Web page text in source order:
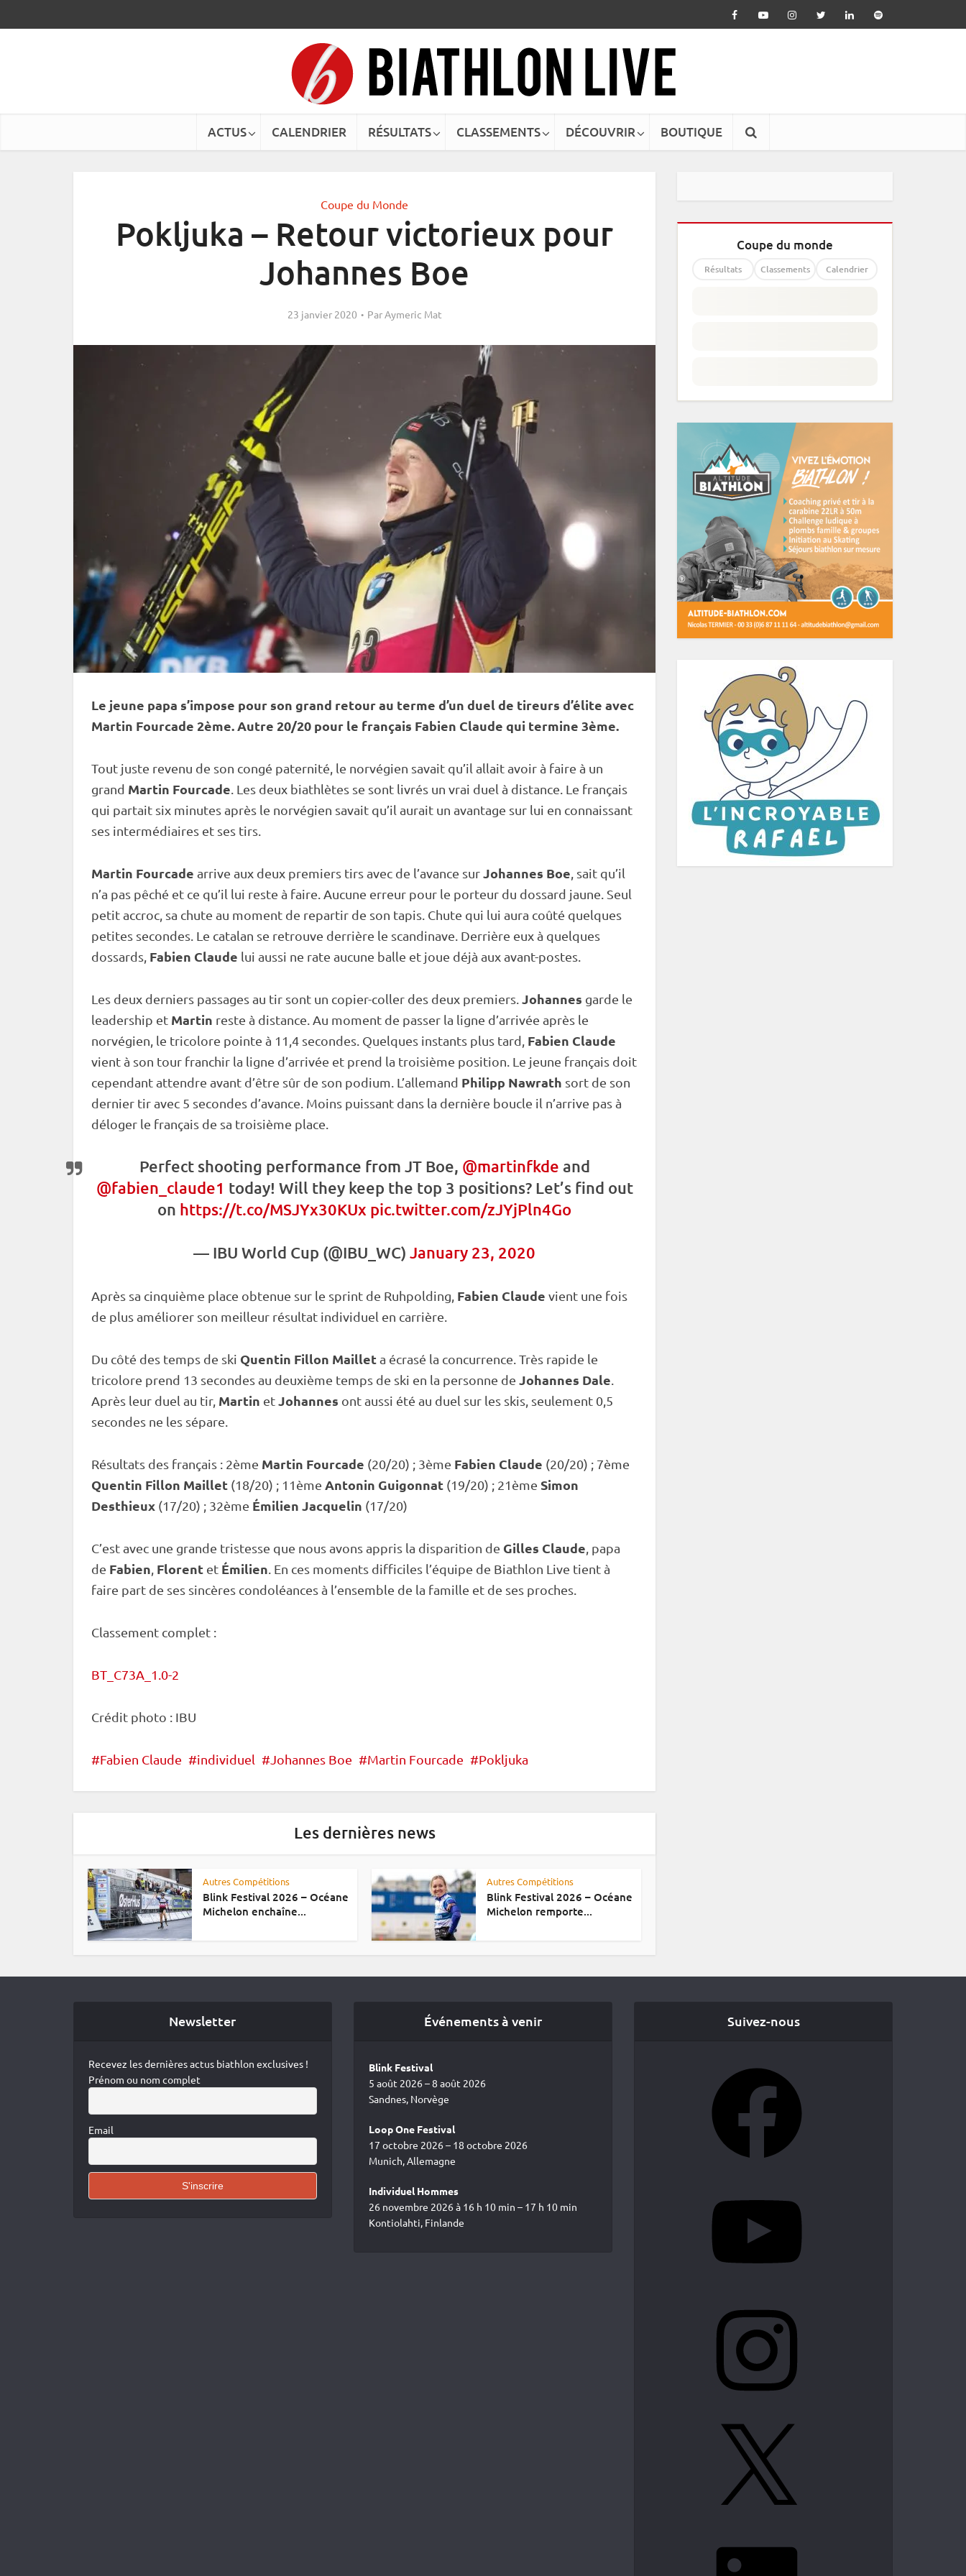
ACTUS CALENDRIER RÉSULTATS CLASSEMENTS DÉCOUVRIR BOUTIQUE
Coupe du Monde
Pokljuka – Retour victorieux pour
Johannes Boe
23 janvier 2020 ParAymeric Mat
Le jeune papa s’impose pour son grand retour au terme d’un duel de tireurs d’élite avec
Martin Fourcade 2ème. Autre 20/20 pour le français Fabien Claude qui termine 3ème.
Tout juste revenu de son congé paternité, le norvégien savait qu’il allait avoir à faire à un
grand Martin Fourcade . Les deux biathlètes se sont livrés un vrai duel à distance. Le français
qui partait six minutes après le norvégien savait qu’il aurait un avantage sur lui en connaissant
ses intermédiaires et ses tirs.
Martin Fourcade arrive aux deux premiers tirs avec de l’avance surJohannes Boe , sait qu’il
n’a pas pêché et ce qu’il lui reste à faire. Aucune erreur pour le porteur du dossard jaune. Seul
petit accroc, sa chute au moment de repartir de son tapis . Chute qui lui aura coûté quelques
petites secondes. Le catalan se retrouve derrière le scandinave. Derrière eux à quelques
dossards, Fabien Claude lui aussi ne rate aucune balle et joue déjà aux avant-postes.
Les deux derniers passages au tir sont un copier-coller des deux premiers. Johannes garde le
leadership et Martin reste à distance. Au moment de passer la ligne d’arrivée après le
norvégien, le tricolore pointe à 11,4 secondes. Quelques instants plus tard, Fabien Claude
vient à son tour franchir la ligne d’arrivée et prend la troisième position. Le jeune français doit
cependant attendre avant d’être sûr de son podium. L’allemand Philipp Nawrath sort de son
dernier tir avec 5 secondes d’avance. Moins puissant dans la dernière boucle il n’arrive pas à
déloger le français de sa troisième place.
Perfect shooting performance from JT Boe, @martinfkde and
@fabien_claude1 today! Will they keep the top 3 positions? Let’s find out
on https://t.co/MSJYx30KUx pic.twitter.com/zJYjPln4Go
— IBU World Cup (@IBU_WC) January 23, 2020
Après sa cinquième place obtenue sur le sprint de Ruhpolding Fabien Claude vient une fois
de plus améliorer son meilleur résultat individuel en carrière.
Du côté des temps de ski Quentin Fillon Mailleta écrasé la concurrence. Très rapide le
tricolore prend 13 secondes au deuxième temps de ski en la personne de Johannes Dale
Après leur duel au tir, Martin etJohannes ont aussi été au duel sur les skis, seulement 0,5
secondes ne les sépare.
Résultats des français : 2ème Martin Fourcade (20/20) ; 3ème Fabien Claude (20/20) ; 7ème
Quentin Fillon Maillet (18/20) ; 11ème Antonin Guigonnat (19/20) ; 21ème Simon
Desthieux (17/20) ; 32ème Émilien Jacquelin (17/20)
C’est avec une grande tristesse que nous avons appris la disparition de Gilles Claude , papa
de Fabien Florent et Émilien . En ces moments difficiles l’équipe de Biathlon Live tient à
faire part de ses sincères condoléances à l’ensemble de la famille et de ses proches.
Classement complet :
BT_C73A_1.0-2
Crédit photo : IBU
Fabien Claude individuel Johannes Boe Martin Fourcade Pokljuka
Les dernières news
Autres Compétitions
Blink Festival 2026 – Océane
Michelon enchaîne...
Autres Compétitions
Blink Festival 2026 – Océane
Michelon remporte...
Coupe du monde
Résultats Classements Calendrier
Newsletter
Recevez les dernières actus biathlon exclusives !
Prénom ou nom complet
Email
Événements à venir
Blink Festival
5 août 2026 – 8 août 2026
Sandnes, Norvège
Loop One Festival
17 octobre 2026 – 18 octobre 2026
Munich, Allemagne
Individuel Hommes
26 novembre 2026 à 16 h 10 min – 17 h 10 min
Kontiolahti, Finlande
Suivez-nous